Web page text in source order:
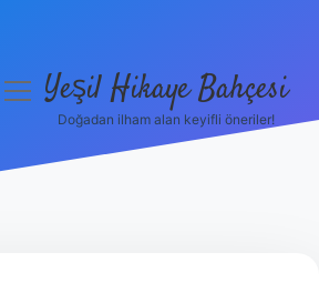
menüyüYeşil Hikaye Bahçesi
Doğadan ilham alan keyifli öneriler!